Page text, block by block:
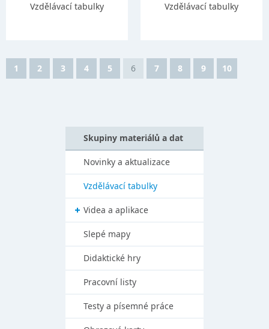
Vzdělávací tabulky
Vzdělávací tabulky
1 2 3 4 5 6 7 8 9 10
Skupiny materiálů a dat
Novinky a aktualizace
Vzdělávací tabulky
Videa a aplikace
Slepé mapy
Didaktické hry
Pracovní listy
Testy a písemné práce